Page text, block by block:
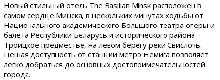
Новый стильный отель The Basilian Minsk расположен в
самом сердце Минска, в нескольких минутах ходьбы от
Национального академического Большого театра оперы и
балета Республики Беларусь и исторического района
Троицкое предместье, на левом берегу реки Свислочь.
Пешая доступность от станции метро Немига позволяет
легко добраться до основных достопримечательностей
города.